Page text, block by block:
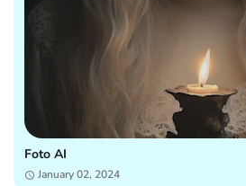
Foto AI
January 02, 2024